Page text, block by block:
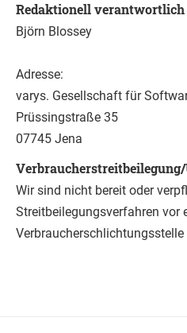
Redaktionell verantwortlich
Björn Blossey
Adresse:
varys. Gesellschaft für
Prüssingstraße 35
07745 Jena
Wir sind nicht bereit oder
Streitbeilegungsverfahren vor